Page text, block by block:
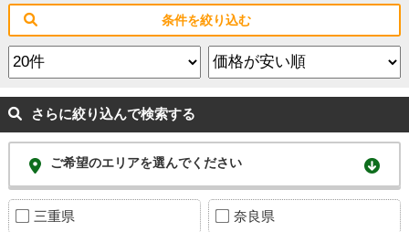
条件を絞り込む
さらに絞り込んで検索する
ご希望のエリアを選んでください
三重県 奈良県